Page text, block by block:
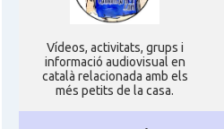
Ví­deos, activitats, grups i
informació audiovisual en
català relacionada amb els
més petits de la casa.